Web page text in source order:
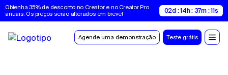
Obtenha 35% de desconto no Creator e no Creator Pro
anuais. Os preços serão alterados em breve!
02d : 14h : 37m : 10s
Agende uma demonstração Teste grátis